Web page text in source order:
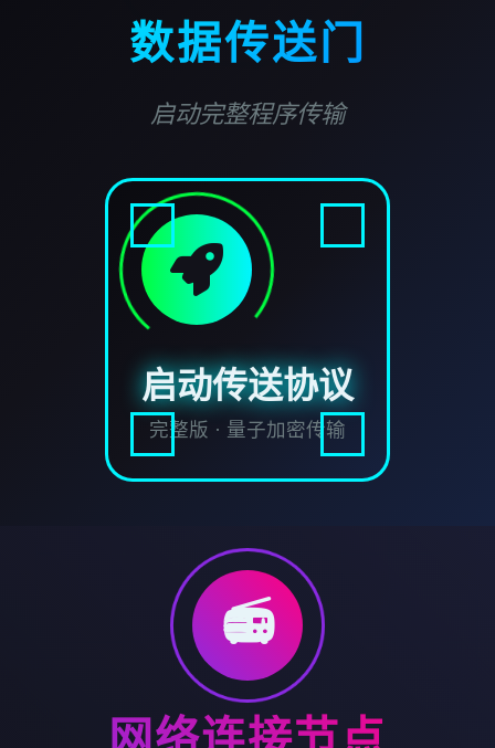
数据传送门
启动完整程序传输
启动传送协议
完整版 · 量子加密传输
📻
网络连接节点